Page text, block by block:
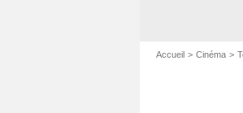
Accueil Cinéma